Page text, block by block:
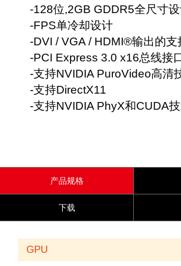
-128位,2GB GDDR5全尺寸
-FPS单冷却设计
-DVI / VGA / HDMI®输出的支
-PCI Express 3.0 x16总线接
-支持NVIDIA PuroVideo高清
-支持DirectX11
-支持NVIDIA PhyX和CUDA
产品规格
下载
GPU